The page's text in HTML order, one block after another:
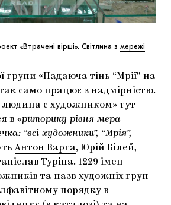
«Втрачені вірші». Світлина з мережі
групи «Падаюча тінь “Мрії” на
само працює з надмірністю.
є художником» тут
в «риторику рівня мера
“всі художники”, “Мрія”,
Антон Варга, Юрій Білей,
Туріна. 1229 імен
та назв художніх груп
порядку в